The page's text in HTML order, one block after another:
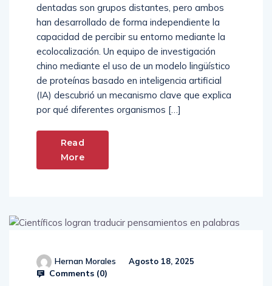
dentadas son grupos distantes, pero ambos
han desarrollado de forma independiente la
capacidad de percibir su entorno mediante la
ecolocalización. Un equipo de investigación
chino mediante el uso de un modelo lingüístico
de proteínas basado en inteligencia artificial
(IA) descubrió un mecanismo clave que explica
por qué diferentes organismos […]
Read
More
Hernan Morales Agosto 18, 2025
Comments (0)